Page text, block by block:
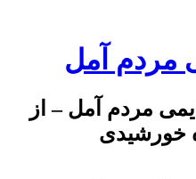
آمل
مردم آمل – از
خورشیدی